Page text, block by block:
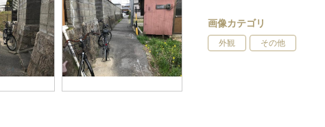
画像カテゴリ
外観 その他